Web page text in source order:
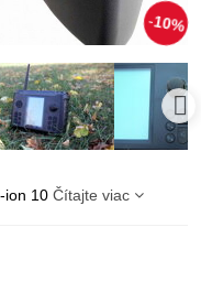
10%
ion 10 Čítajte viac